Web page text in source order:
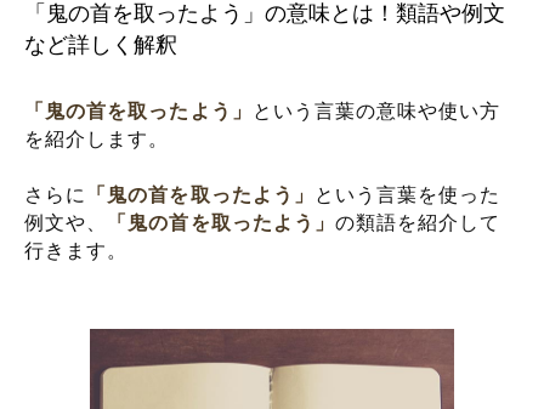
「鬼の首を取ったよう」の意味とは！類語や例文
など詳しく解釈
「鬼の首を取ったよう」
という言葉の意味や使い方
を紹介します。
さらに 「鬼の首を取ったよう」
という言葉を使った
例文や、
「鬼の首を取ったよう」の類語を紹介して
行きます。